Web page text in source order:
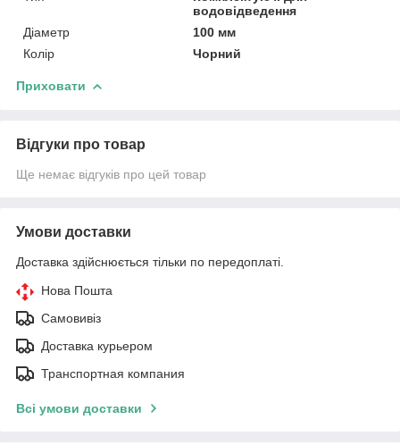
водовідведення
Діаметр
100 мм
Колір
Чорний
Приховати
Відгуки про товар
Ще немає відгуків про цей товар
Умови доставки
Доставка здійснюється тільки по передоплаті.
Нова Пошта
Самовивіз
Доставка курьером
Транспортная компания
Всі умови доставки